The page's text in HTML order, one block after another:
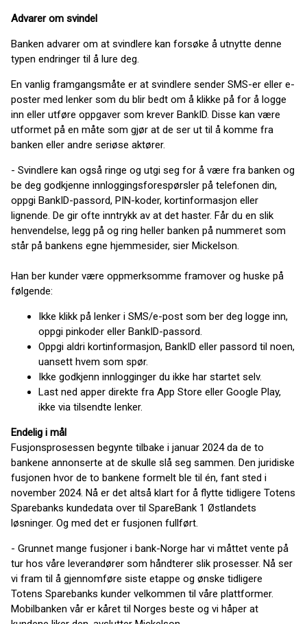
Advarer om svindel
Banken advarer om at svindlere kan forsøke å utnytte denne
typen endringer til å lure deg.
En vanlig framgangsmåte er at svindlere sender SMS-er eller e-
poster med lenker som du blir bedt om å klikke på for å logge
inn eller utføre oppgaver som krever BankID. Disse kan være
utformet på en måte som gjør at de ser ut til å komme fra
banken eller andre seriøse aktører.
- Svindlere kan også ringe og utgi seg for å være fra banken og
be deg godkjenne innloggingsforespørsler på telefonen din,
oppgi BankID-passord, PIN-koder, kortinformasjon eller
lignende. De gir ofte inntrykk av at det haster. Får du en slik
henvendelse, legg på og ring heller banken på nummeret som
står på bankens egne hjemmesider, sier Mickelson.
Han ber kunder være oppmerksomme framover og huske på
følgende:
Ikke klikk på lenker i SMS/e-post som ber deg logge inn,
oppgi pinkoder eller BankID-passord.
Oppgi aldri kortinformasjon, BankID eller passord til noen,
uansett hvem som spør.
Ikke godkjenn innlogginger du ikke har startet selv.
Last ned apper direkte fra App Store eller Google Play,
ikke via tilsendte lenker.
Endelig i mål
Fusjonsprosessen begynte tilbake i januar 2024 da de to
bankene annonserte at de skulle slå seg sammen. Den juridiske
fusjonen hvor de to bankene formelt ble til én, fant sted i
november 2024. Nå er det altså klart for å flytte tidligere Totens
Sparebanks kundedata over til SpareBank 1 Østlandets
løsninger. Og med det er fusjonen fullført.
- Grunnet mange fusjoner i bank-Norge har vi måttet vente på
tur hos våre leverandører som håndterer slik prosesser. Nå ser
vi fram til å gjennomføre siste etappe og ønske tidligere
Totens Sparebanks kunder velkommen til våre plattformer.
Mobilbanken vår er kåret til Norges beste og vi håper at